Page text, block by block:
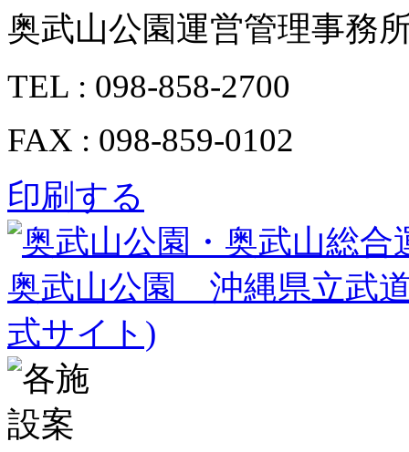
奥武山公園運営管理事務
TEL : 098-858-2700
FAX : 098-859-0102
印刷する